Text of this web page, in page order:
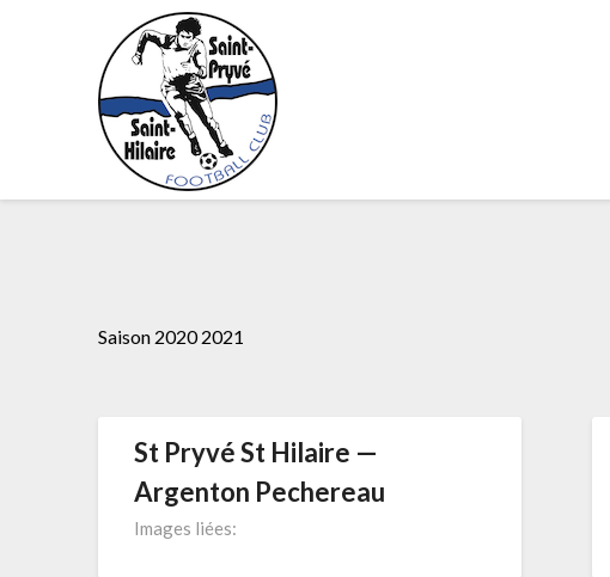
Saison 2020 2021
St Pryvé St Hilaire —
Argenton Pechereau
Images liées: